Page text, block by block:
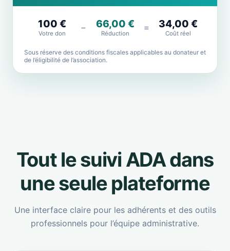
100 €
Votre don
− 66,00 €
Réduction
= 34,00 €
Coût réel
Sous réserve des conditions fiscales applicables au donateur et
de l’éligibilité de l’association.
Tout le suivi ADA dans
une seule plateforme
Une interface claire pour les adhérents et des outils
professionnels pour l’équipe administrative.